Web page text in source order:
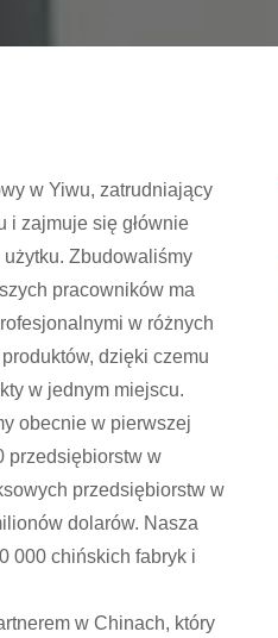
w Yiwu, zatrudniający
i zajmuje się głównie
Zbudowaliśmy
pracowników ma
w różnych
dzięki czemu
w jednym miejscu.
obecnie w pierwszej
przedsiębiorstw w
przedsiębiorstw w
dolarów. Nasza
000 chińskich fabryk i
w Chinach, który